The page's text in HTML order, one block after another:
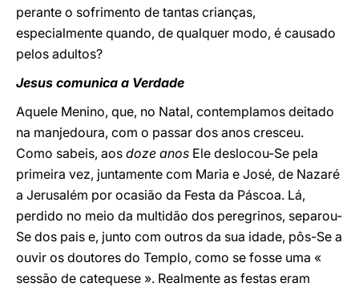
perante o sofrimento de tantas crianças,
especialmente quando, de qualquer modo, é causado
pelos adultos?
Jesus comunica a Verdade
Aquele Menino, que, no Natal, contemplamos deitado
na manjedoura, com o passar dos anos cresceu.
Como sabeis, aos doze anos Ele deslocou-Se pela
primeira vez, juntamente com Maria e José, de Nazaré
a Jerusalém por ocasião da Festa da Páscoa. Lá,
perdido no meio da multidão dos peregrinos, separou-
Se dos pais e, junto com outros da sua idade, pôs-Se a
ouvir os doutores do Templo, como se fosse uma «
sessão de catequese ». Realmente as festas eram